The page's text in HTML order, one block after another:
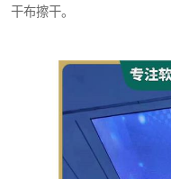
干布擦干。